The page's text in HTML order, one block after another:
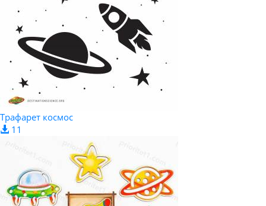
Трафарет космос
11